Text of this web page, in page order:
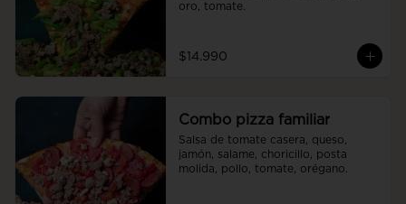
oro, tomate.
$14.990
Combo pizza familiar
Salsa de tomate casera, queso,
jamón, salame, choricillo, posta
molida, pollo, tomate, orégano.